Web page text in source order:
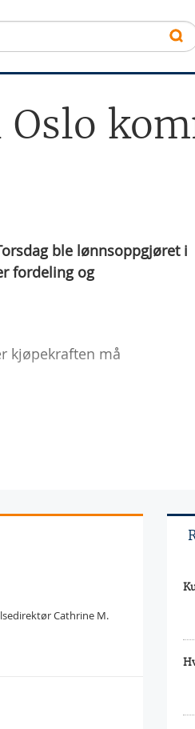
ble lønnsoppgjøret i
fordeling og
kjøpekraften må
Cathrine M.